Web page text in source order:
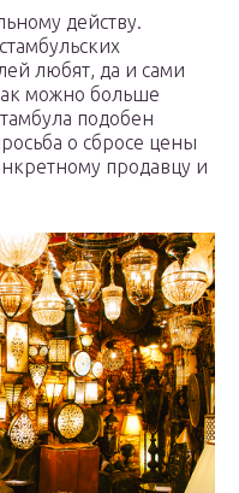
действу.
любят, да и сами
можно больше
подобен
о сбросе цены
продавцу и